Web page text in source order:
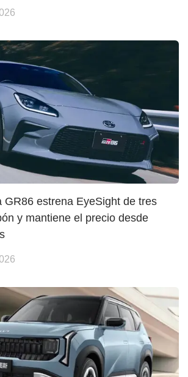
GR86 estrena EyeSight de tres
y mantiene el precio desde